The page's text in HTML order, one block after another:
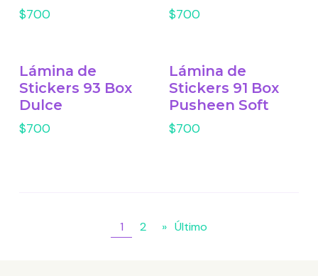
$700 $700
Lámina de
Stickers 93 Box
Dulce
$700
Lámina de
Stickers 91 Box
Pusheen Soft
$700
1 2 » Último